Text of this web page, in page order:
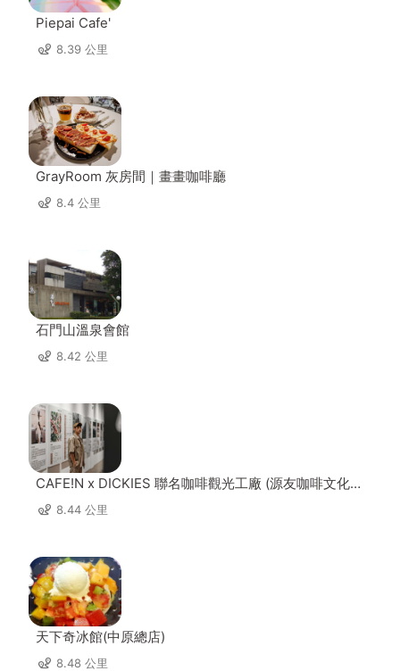
Piepai Cafe'
8.39 公里
GrayRoom 灰房間｜畫畫咖啡廳
8.4 公里
石門山溫泉會館
8.42 公里
CAFE!N x DICKIES 聯名咖啡觀光工廠 (源友咖啡文化園
區) 8.44 公里
天下奇冰館(中原總店)
8.48 公里